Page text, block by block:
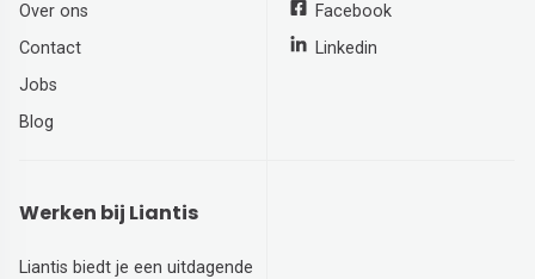
Over ons
Contact
Jobs
Blog
Facebook
Linkedin
Werken bij Liantis
Liantis biedt je een uitdagende